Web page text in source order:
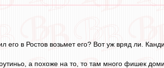
его в Ростов возьмет его? Вот уж вряд ли.
а похоже на то, то там много фишек